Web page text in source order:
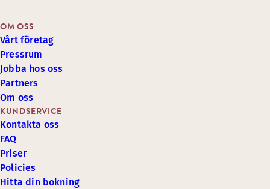
KUNDSERVICE
Kontakta oss
FAQ
Priser
Policies
Hitta din bokning
OM OSS
Vårt företag
Pressrum
Jobba hos oss
Partners
Om oss